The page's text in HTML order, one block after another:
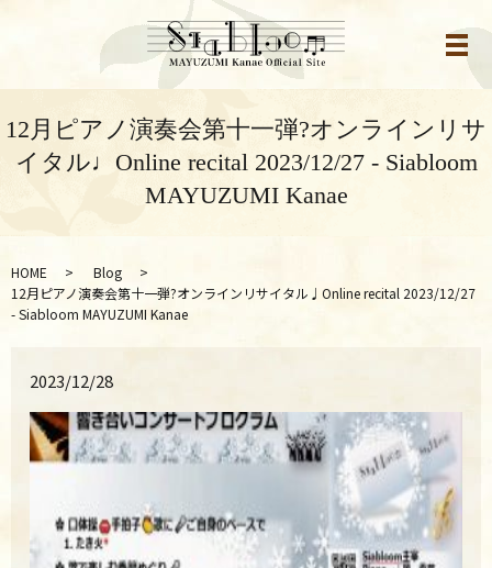
メ
12月ピアノ演奏会第十一弾?オンラインリサ
イタル♩Online recital 2023/12/27 - Siabloom
MAYUZUMI Kanae
HOME
Blog
12月ピアノ演奏会第十一弾?オンラインリサイタル♩Online recital 2023/12/27
- Siabloom MAYUZUMI Kanae
2023/12/28